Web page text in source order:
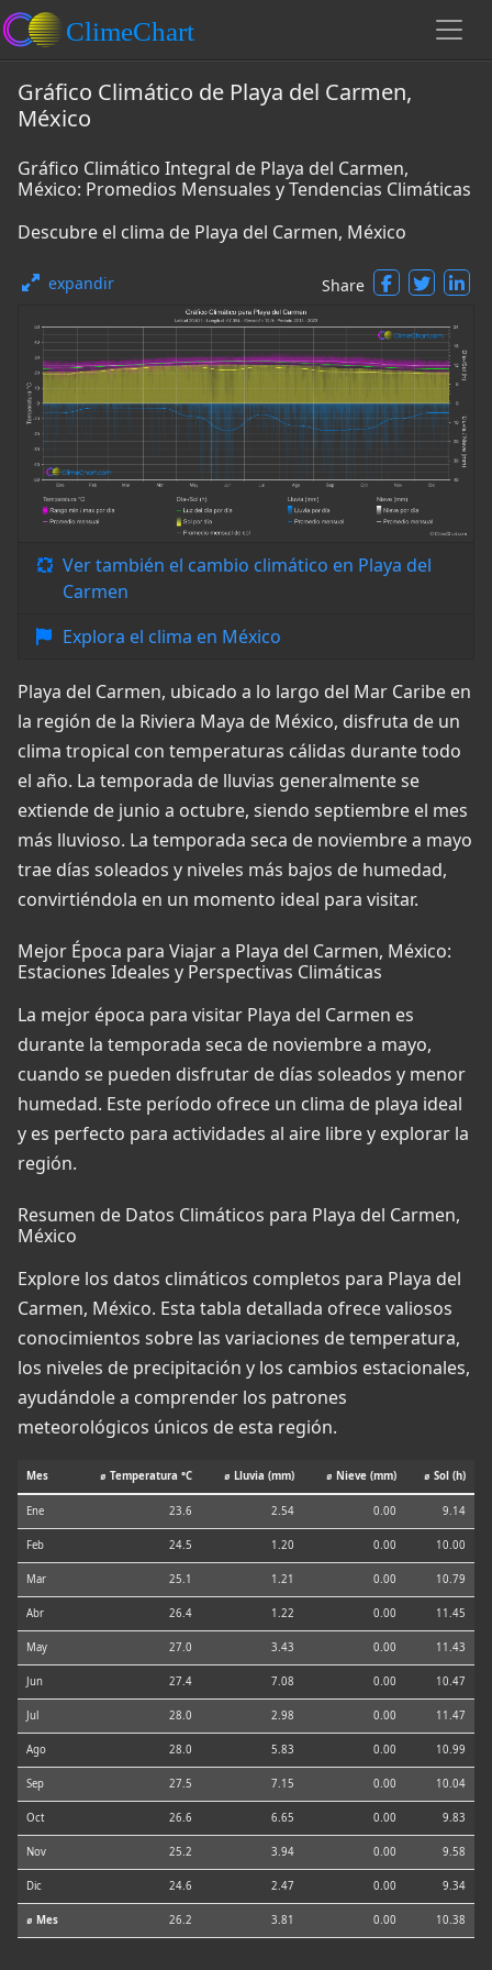
Gráfico Climático de Playa del Carmen,
México
Gráfico Climático Integral de Playa del Carmen,
México: Promedios Mensuales y Tendencias Climáticas
Descubre el clima de Playa del Carmen, México
expandir Share
Ver también el cambio climático en Playa del
Carmen
Explora el clima en México
Playa del Carmen, ubicado a lo largo del Mar Caribe en
la región de la Riviera Maya de México, disfruta de un
clima tropical con temperaturas cálidas durante todo
el año. La temporada de lluvias generalmente se
extiende de junio a octubre, siendo septiembre el mes
más lluvioso. La temporada seca de noviembre a mayo
trae días soleados y niveles más bajos de humedad,
convirtiéndola en un momento ideal para visitar.
Mejor Época para Viajar a Playa del Carmen, México:
Estaciones Ideales y Perspectivas Climáticas
La mejor época para visitar Playa del Carmen es
durante la temporada seca de noviembre a mayo,
cuando se pueden disfrutar de días soleados y menor
humedad. Este período ofrece un clima de playa ideal
y es perfecto para actividades al aire libre y explorar la
región.
Resumen de Datos Climáticos para Playa del Carmen,
México
Explore los datos climáticos completos para Playa del
Carmen, México. Esta tabla detallada ofrece valiosos
conocimientos sobre las variaciones de temperatura,
los niveles de precipitación y los cambios estacionales,
ayudándole a comprender los patrones
meteorológicos únicos de esta región.
Mes ⌀ Temperatura °C ⌀ Lluvia (mm) ⌀ Nieve (mm) ⌀ Sol (h)
Ene 23.6 2.54 0.00 9.14
Feb 24.5 1.20 0.00 10.00
Mar 25.1 1.21 0.00 10.79
Abr 26.4 1.22 0.00 11.45
May 27.0 3.43 0.00 11.43
Jun 27.4 7.08 0.00 10.47
Jul 28.0 2.98 0.00 11.47
Ago 28.0 5.83 0.00 10.99
Sep 27.5 7.15 0.00 10.04
Oct 26.6 6.65 0.00 9.83
Nov 25.2 3.94 0.00 9.58
Dic 24.6 2.47 0.00 9.34
⌀ Mes 26.2 3.81 0.00 10.38